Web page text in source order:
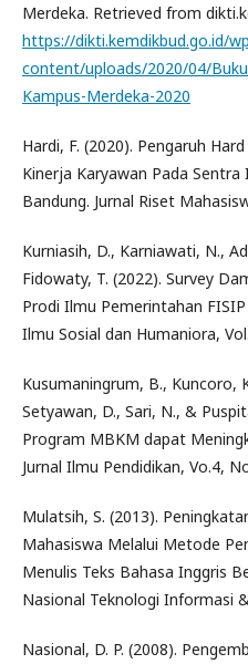
Merdeka. Retrieved from
https://dikti.kemdikbud.go.id/
content/uploads/2020/04/
Kampus-Merdeka-2020
Hardi, F. (2020). Pengaruh
Kinerja Karyawan Pada
Bandung. Jurnal Riset
Kurniasih, D., Karniawati, N.,
Fidowaty, T. (2022). Survey
Prodi Ilmu Pemerintahan
Ilmu Sosial dan Humaniora,
Kusumaningrum, B., Kuncoro,
Setyawan, D., Sari, N., &
Program MBKM dapat
Jurnal Ilmu Pendidikan, Vo.4,
Mulatsih, S. (2013).
Mahasiswa Melalui Metode
Menulis Teks Bahasa Inggris
Nasional Teknologi Informasi
Nasional, D. P. (2008).